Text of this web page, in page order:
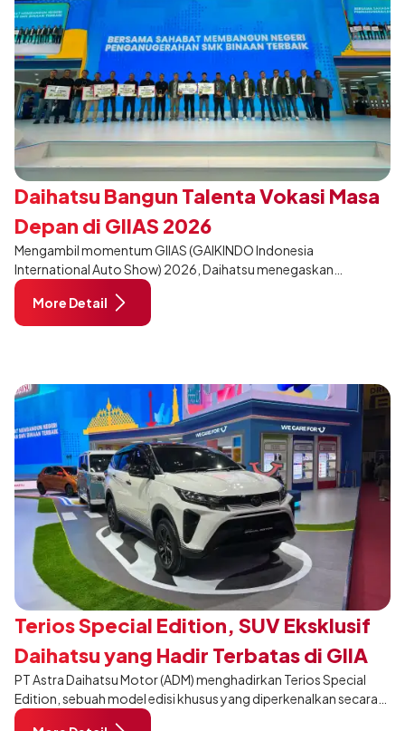
Daihatsu Bangun Talenta Vokasi Masa
Depan di GIIAS 2026
Mengambil momentum GIIAS (GAIKINDO Indonesia
International Auto Show) 2026, Daihatsu menegaskan
komitmennya dalam meningkatkan kualitas SDM (Sumber Daya
Manusia) melalui pendidikan vokasi bertema “Bersama Sahabat
Membangun Negeri”. Komitmen ini diwujudkan melalui ajang
More Detail
Terios Special Edition, SUV Eksklusif
Daihatsu yang Hadir Terbatas di GIIAS
2026
PT Astra Daihatsu Motor (ADM) menghadirkan Terios Special
Edition, sebuah model edisi khusus yang diperkenalkan secara
eksklusif pada ajang Gaikindo Indonesia International Auto